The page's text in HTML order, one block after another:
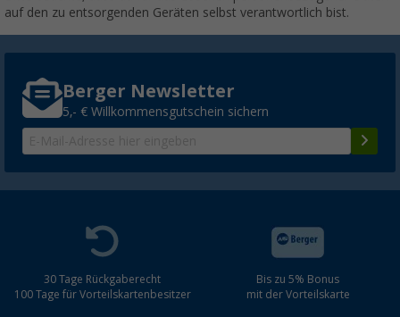
auf den zu entsorgenden Geräten selbst verantwortlich bist.
Berger Newsletter
5,- € Willkommensgutschein sichern
30 Tage Rückgaberecht
100 Tage für Vorteilskartenbesitzer
Bis zu 5% Bonus
mit der Vorteilskarte